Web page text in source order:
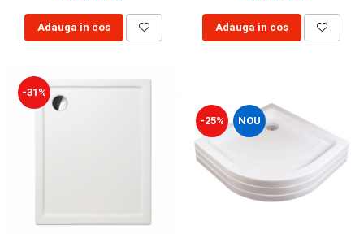
Adauga in cos Adauga in cos
-31%
-25% NOU